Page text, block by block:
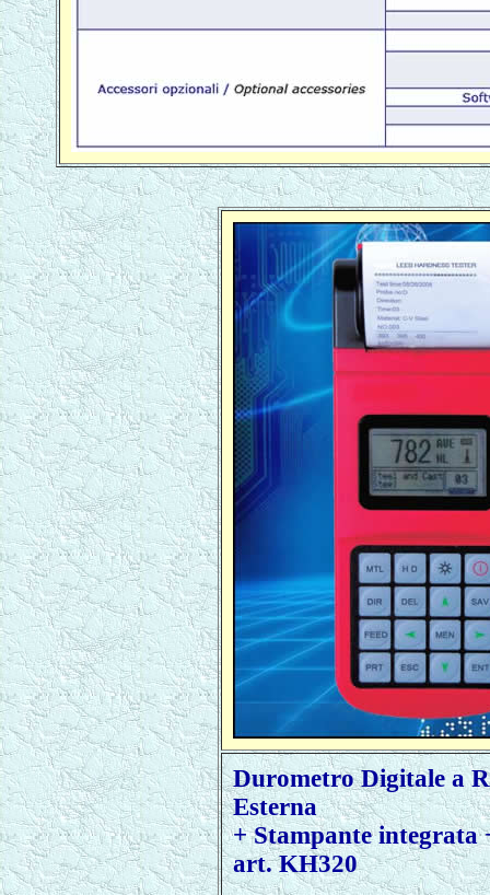
Durometro Digitale a
Esterna
+ Stampante integrata
art. KH320